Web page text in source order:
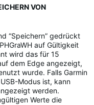
VON
“Speichern” gedrückt
auf Gültigkeit
wird das für 15
dem Edge angezeigt,
wurde. Falls Garmin
Modus ist, kann
werden.
Werte die